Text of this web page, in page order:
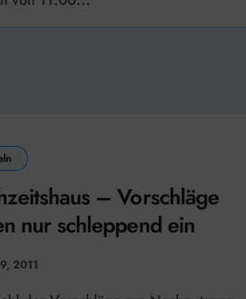
– Vorschläge
nur schleppend ein
2011